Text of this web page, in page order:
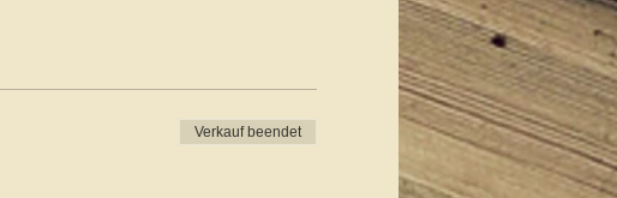
Verkauf beendet